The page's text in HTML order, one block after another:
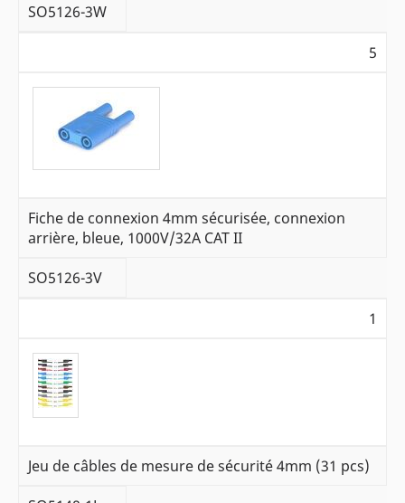
SO5126-3W
5
Fiche de connexion 4mm sécurisée, connexion
arrière, bleue, 1000V/32A CAT II
SO5126-3V
1
Jeu de câbles de mesure de sécurité 4mm (31 pcs)